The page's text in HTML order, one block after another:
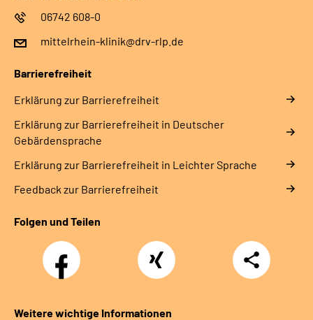
06742 608-0
mittelrhein-klinik@drv-rlp.de
Barrierefreiheit
Erklärung zur Barrierefreiheit
Erklärung zur Barrierefreiheit in Deutscher
Gebärdensprache
Erklärung zur Barrierefreiheit in Leichter Sprache
Feedback zur Barrierefreiheit
Folgen und Teilen
Facebook Xing
Teilen
Weitere wichtige Informationen